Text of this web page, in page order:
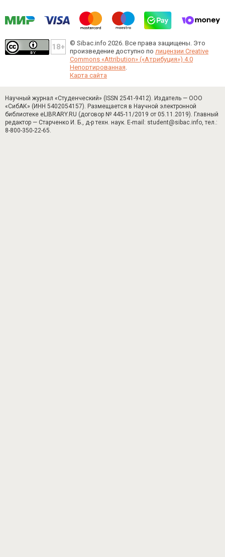
© Sibac.info 2026. Все права защищены. Это
произведение доступно по лицензии Creative
Commons «Attribution» («Атрибуция») 4.0
Непортированная.
Карта сайта
Научный журнал «Студенческий» (ISSN 2541-9412). Издатель — ООО
«СибАК» (ИНН 5402054157). Размещается в Научной электронной
библиотеке eLIBRARY.RU (договор № 445-11/2019 от 05.11.2019). Главный
редактор — Старченко И. Б., д-р техн. наук. E-mail: student@sibac.info, тел.:
8-800-350-22-65.